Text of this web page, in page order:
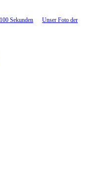
Sekunden
Unser Foto der